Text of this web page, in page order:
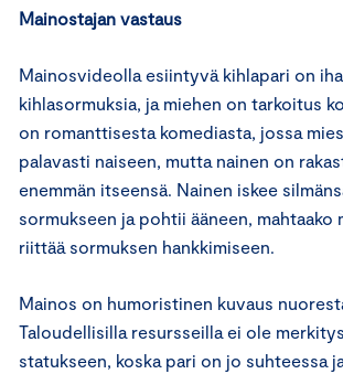
Mainostajan vastaus
Mainosvideolla esiintyvä kihlapari on
kihlasormuksia, ja miehen on tarkoitus
on romanttisesta komediasta, jossa
palavasti naiseen, mutta nainen on
enemmän itseensä. Nainen iskee
sormukseen ja pohtii ääneen, mahtaako
riittää sormuksen hankkimiseen.
Mainos on humoristinen kuvaus
Taloudellisilla resursseilla ei ole
statukseen, koska pari on jo suhteessa